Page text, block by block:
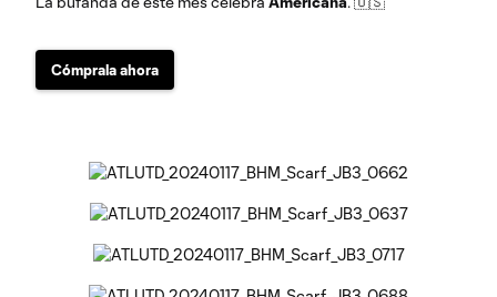
Cómprala ahora